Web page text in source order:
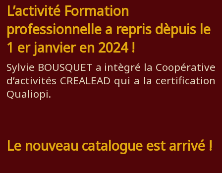
L’activité Formation
professionnelle a repris dèpuis le
1 er janvier en 2024 !
Sylvie BOUSQUET a intègré la Coopérative
d’activités CREALEAD qui a la certification
Qualiopi.
Le nouveau catalogue est arrivé !